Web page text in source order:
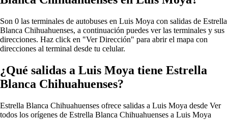
Son 0 las terminales de autobuses en Luis Moya con salidas de Estrella
Blanca Chihuahuenses, a continuación puedes ver las terminales y sus
direcciones. Haz click en "Ver Dirección" para abrir el mapa con
direcciones al terminal desde tu celular.
¿Qué salidas a Luis Moya tiene Estrella
Blanca Chihuahuenses?
Estrella Blanca Chihuahuenses ofrece salidas a Luis Moya desde Ver
todos los orígenes de Estrella Blanca Chihuahuenses a Luis Moya